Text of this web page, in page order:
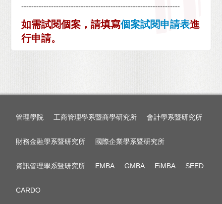
----------------------------------------------------------------
如需試閱個案，請填寫個案試閱申請表進
行申請。
管理學院 工商管理學系暨商學研究所 會計學系暨研究所
財務金融學系暨研究所 國際企業學系暨研究所
資訊管理學系暨研究所 EMBA GMBA EiMBA SEED
CARDO